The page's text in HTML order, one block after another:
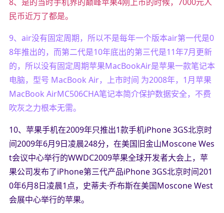
8、是的当时手机界的巅峰苹果4刚上市的时候，7000元人
民币近万了都是。
9、air没有固定周期，所以不是每年一个版本air第一代是0
8年推出的，而第二代是10年底出的第三代是11年7月更新
的，所以没有固定周期苹果MacBookAir是苹果一款笔记本
电脑，型号 MacBook Air，上市时间 为2008年，1月苹果
MacBook AirMC506CHA笔记本简介保护数据安全，不费
吹灰之力根本无需。
10、苹果手机在2009年只推出1款手机iPhone 3GS北京时
间2009年6月9日凌晨248分，在美国旧金山Moscone Wes
t会议中心举行的WWDC2009苹果全球开发者大会上，苹
果公司发布了iPhone第三代产品iPhone 3GS北京时间201
0年6月8日凌晨1点，史蒂夫·乔布斯在美国Moscone West
会展中心举行的苹果。